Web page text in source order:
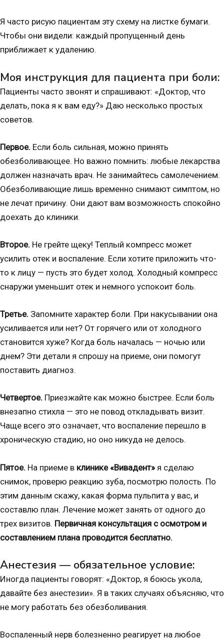
Я часто рисую пациентам эту схему на листке бумаги.
Чтобы они видели: каждый пропущенный день
приближает к удалению.
Моя инструкция для пациента при боли:
Пациенты часто звонят и спрашивают: «Доктор, что
делать, пока я к вам еду?» Даю несколько простых
советов.
Первое. Если боль сильная, можно принять
обезболивающее. Но важно помнить: любые лекарства
должен назначать врач. Не занимайтесь самолечением.
Обезболивающие лишь временно снимают симптом, но
не лечат причину. Они дают вам возможность спокойно
доехать до клиники.
Второе. Не грейте щеку! Теплый компресс может
усилить отек и воспаление. Если хотите приложить что-
то к лицу — пусть это будет холод. Холодный компресс
снаружи уменьшит отек и немного успокоит боль.
Третье. Запомните характер боли. При накусывании она
усиливается или нет? От горячего или от холодного
становится хуже? Когда боль началась — ночью или
днем? Эти детали я спрошу на приеме, они помогут
поставить диагноз.
Четвертое. Приезжайте как можно быстрее. Если боль
внезапно стихла — это не повод откладывать визит.
Чаще всего это означает, что воспаление перешло в
хроническую стадию, но оно никуда не делось.
Пятое. На приеме в клинике «Вивадент» я сделаю
снимок, проверю реакцию зуба, посмотрю полость. По
этим данным скажу, какая форма пульпита у вас, и
составлю план. Лечение может занять от одного до
трех визитов. Первичная консультация с осмотром и
составлением плана проводится бесплатно.
Анестезия — обязательное условие:
Иногда пациенты говорят: «Доктор, я боюсь укола,
давайте без анестезии». Я в таких случаях объясняю, что
не могу работать без обезболивания.
Воспаленный нерв болезненно реагирует на любое